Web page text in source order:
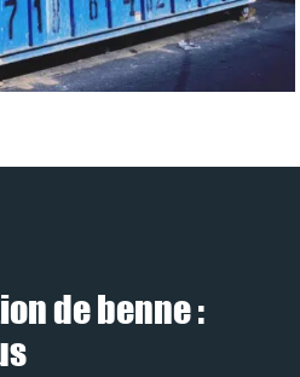
de benne :